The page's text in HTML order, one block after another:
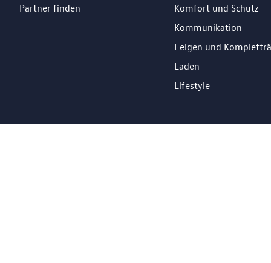
Partner finden
Komfort und Schutz
Kommunikation
Felgen und
Laden
Lifestyle